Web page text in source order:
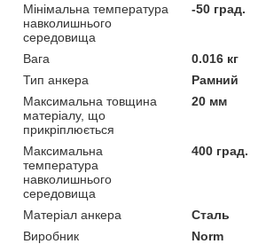
Мінімальна температура
навколишнього
середовища
-50 град.
Вага
0.016 кг
Тип анкера
Рамний
Максимальна товщина
матеріалу, що
прикріплюється
20 мм
Максимальна
температура
навколишнього
середовища
400 град.
Матеріал анкера
Сталь
Виробник
Norm